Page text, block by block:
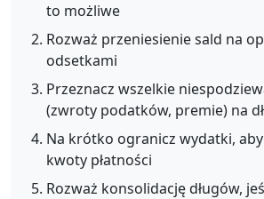
to możliwe
Rozważ przeniesienie sald na
odsetkami
Przeznacz wszelkie
(zwroty podatków, premie) na
Na krótko ogranicz wydatki,
kwoty płatności
Rozważ konsolidację długów,